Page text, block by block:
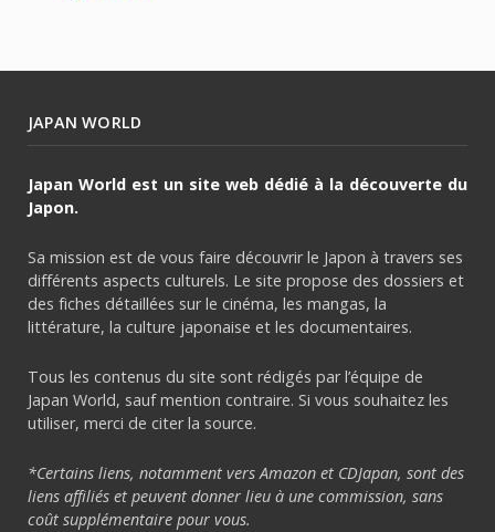
JAPAN WORLD
Japan World est un site web dédié à la découverte du
Japon.
Sa mission est de vous faire découvrir le Japon à travers ses
différents aspects culturels. Le site propose des dossiers et
des fiches détaillées sur le cinéma, les mangas, la
littérature, la culture japonaise et les documentaires.
Tous les contenus du site sont rédigés par l’équipe de
Japan World, sauf mention contraire. Si vous souhaitez les
utiliser, merci de citer la source.
*Certains liens, notamment vers Amazon et CDJapan, sont des
liens affiliés et peuvent donner lieu à une commission, sans
coût supplémentaire pour vous.